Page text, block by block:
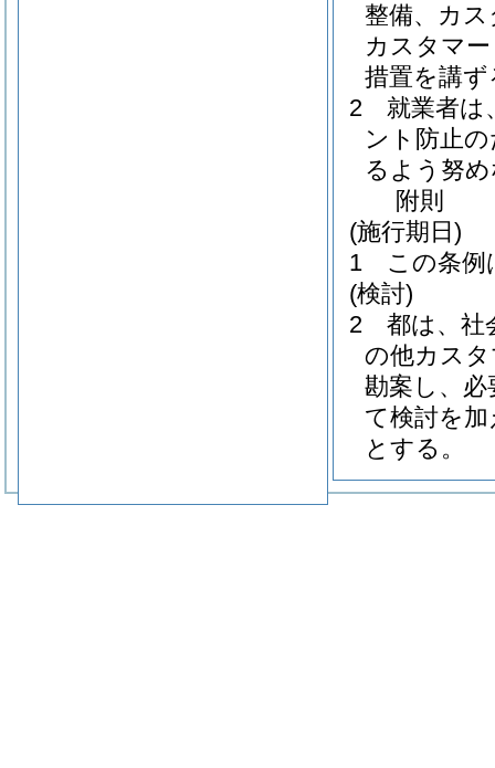
整備、カ
カスタマ
措置を講
2
就業者は
ント防止
るよう努
附則
(施行期日)
1
この条例
(検討)
2
都は、社
の他カス
勘案し、
て検討を
とする。